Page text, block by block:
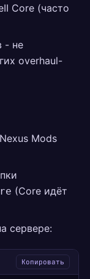
Core (часто
- не
overhaul-
Mods
(Core идёт
сервере:
Копировать